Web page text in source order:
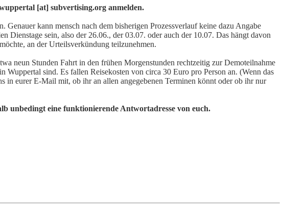
[at] subvertising.org anmelden.
kann mensch nach dem bisherigen Prozessverlauf keine dazu Angabe
Dienstage sein, also der 26.06., der 03.07. oder auch der 10.07. Das hängt davon
an der Urteilsverkündung teilzunehmen.
neun Stunden Fahrt in den frühen Morgenstunden rechtzeitig zur Demoteilnahme
sind. Es fallen Reisekosten von circa 30 Euro pro Person an. (Wenn das
in eurer E-Mail mit, ob ihr an allen angegebenen Terminen könnt oder ob ihr nur
unbedingt eine funktionierende Antwortadresse von euch.